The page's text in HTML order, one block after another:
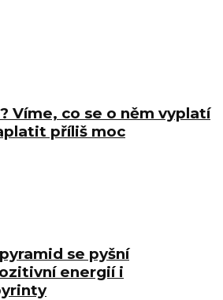
Víme, co se o něm vyplatí
příliš moc
se pyšní
energií i